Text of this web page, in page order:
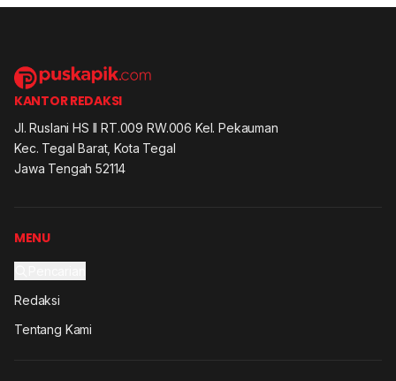
KANTOR REDAKSI
Jl. Ruslani HS II RT.009 RW.006 Kel. Pekauman
Kec. Tegal Barat, Kota Tegal
Jawa Tengah 52114
MENU
Redaksi
Tentang Kami